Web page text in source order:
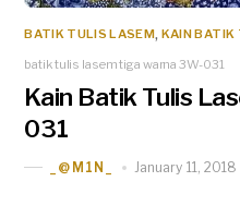
BATIK TULIS LASEM, KAIN BATIK
batik tulis lasem tiga warna 3W-031
Kain Batik Tulis
031
_@M1N_ January 11, 2018